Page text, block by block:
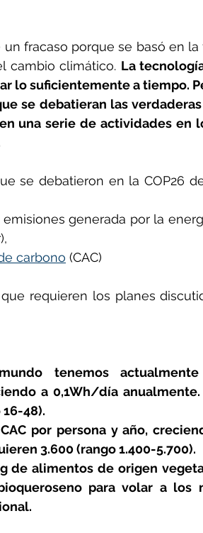
fracaso porque se basó en
cambio climático. La
lo suficientemente a tiempo.
se debatieran las
una serie de actividades en
se debatieron en la COP26
generada por la
carbono (CAC)
requieren los planes
tenemos
a 0,1Wh/día
48).
por persona y año,
3.600 (rango 1.400-5.700).
de alimentos de origen
para volar a los